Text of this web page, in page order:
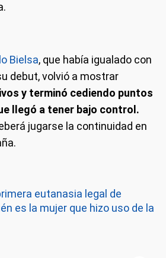
Bielsa, que había igualado con
debut, volvió a mostrar
y terminó cediendo puntos
llegó a tener bajo control.
jugarse la continuidad en
eutanasia legal de
es la mujer que hizo uso de la